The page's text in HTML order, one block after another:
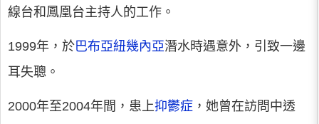
線台和鳳凰台主持人的工作。
1999年，於巴布亞紐幾內亞潛水時遇意外，引致一邊
耳失聰。
2000年至2004年間，患上抑鬱症 ，她曾在訪問中透